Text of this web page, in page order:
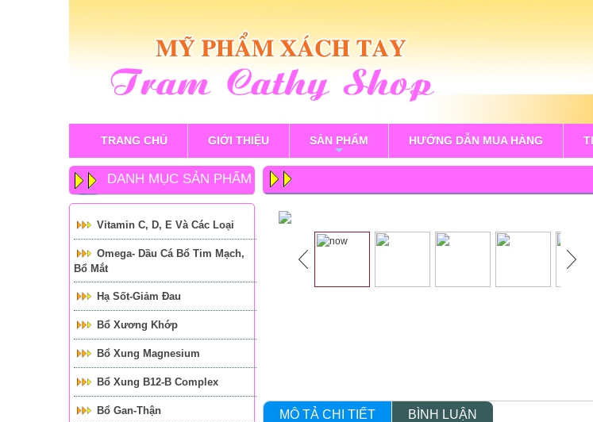
TRANG CHỦ GIỚI THIỆU
+
SẢN PHẨM HƯỚNG DẪN MUA HÀNG
DANH MỤC SẢN PHẨM
Vitamin C, D, E Và Các Loại
Omega- Dầu Cá Bổ Tim Mạch,
Bổ Mắt
Hạ Sốt-Giảm Đau
Bổ Xương Khớp
Bổ Xung Magnesium
Bổ Xung B12-B Complex
Bổ Gan-Thận MÔ TẢ CHI TIẾT BÌNH LUẬN